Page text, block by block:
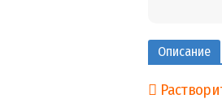
Описание